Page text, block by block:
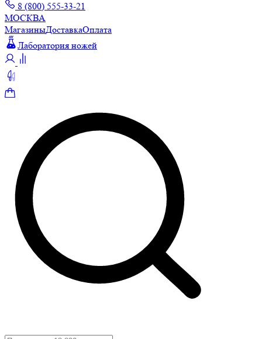
8 (800) 555-33-21
МОСКВА
МагазиныДоставкаОплата
Лаборатория ножей